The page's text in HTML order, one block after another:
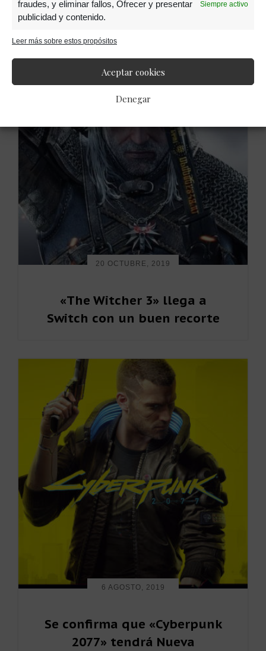
fraudes, y eliminar fallos, Ofrecer y presentar
publicidad y contenido.
Siempre activo
Leer más sobre estos propósitos
Aceptar cookies
Denegar
20 OCTUBRE, 2019
«The Witcher 3» llega a
Switch con un buen recorte
6 AGOSTO, 2019
Se confirma que «Cyberpunk
2077» tendrá Nueva